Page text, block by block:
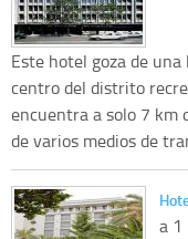
Este hotel goza de
centro del distrito
encuentra a solo 7 km
de varios medios de
a 1